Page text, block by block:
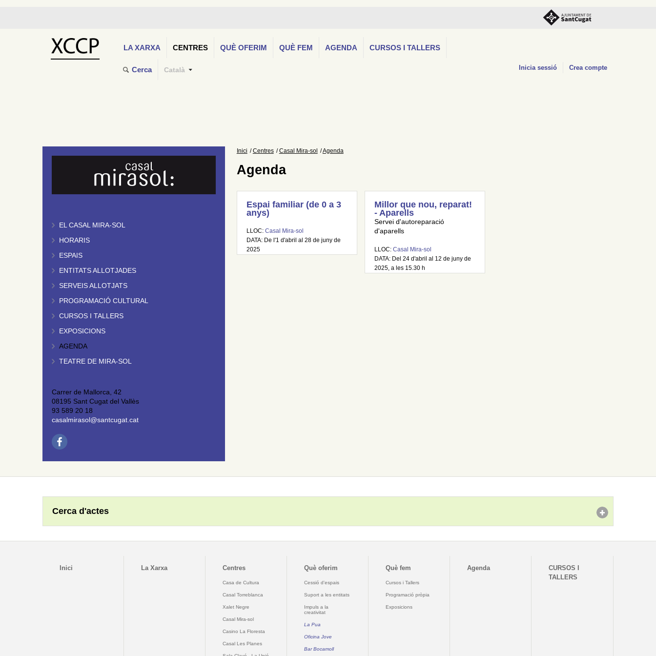
LA XARXA CENTRES QUÈ OFERIM QUÈ FEM AGENDA CURSOS I TALLERS
Cerca Català Inicia sessió Crea compte
EL CASAL MIRA-SOL
HORARIS
ESPAIS
ENTITATS ALLOTJADES
SERVEIS ALLOTJATS
PROGRAMACIÓ CULTURAL
CURSOS I TALLERS
EXPOSICIONS
AGENDA
TEATRE DE MIRA-SOL
Carrer de Mallorca, 42
08195 Sant Cugat del Vallès
93 589 20 18
casalmirasol@santcugat.cat
Inici Centres Casal Mira-sol Agenda
Agenda
Espai familiar (de 0 a 3
anys)
LLOC: Casal Mira-sol
DATA: De l'1 d'abril al 28 de juny de
2025
Millor que nou, reparat!
- Aparells
Servei d'autoreparació
d'aparells
LLOC:Casal Mira-sol
DATA: Del 24 d'abril al 12 de juny de
2025, a les 15.30 h
Cerca d'actes
Inici La Xarxa Centres
Casa de Cultura
Casal Torreblanca
Xalet Negre
Casal Mira-sol
Casino La Floresta
Casal Les Planes
Què oferim
Cessió d'espais
Suport a les entitats
Impuls a la
creativitat
La Pua
Oficina Jove
Bar Bocamoll
Què fem
Cursos i Tallers
Programació pròpia
Exposicions
Agenda
CURSOS I
TALLERS